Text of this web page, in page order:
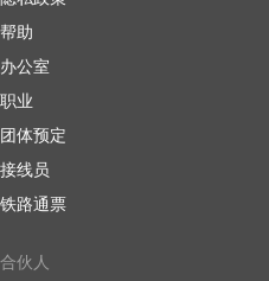
帮助
办公室
职业
团体预定
接线员
铁路通票
合伙人